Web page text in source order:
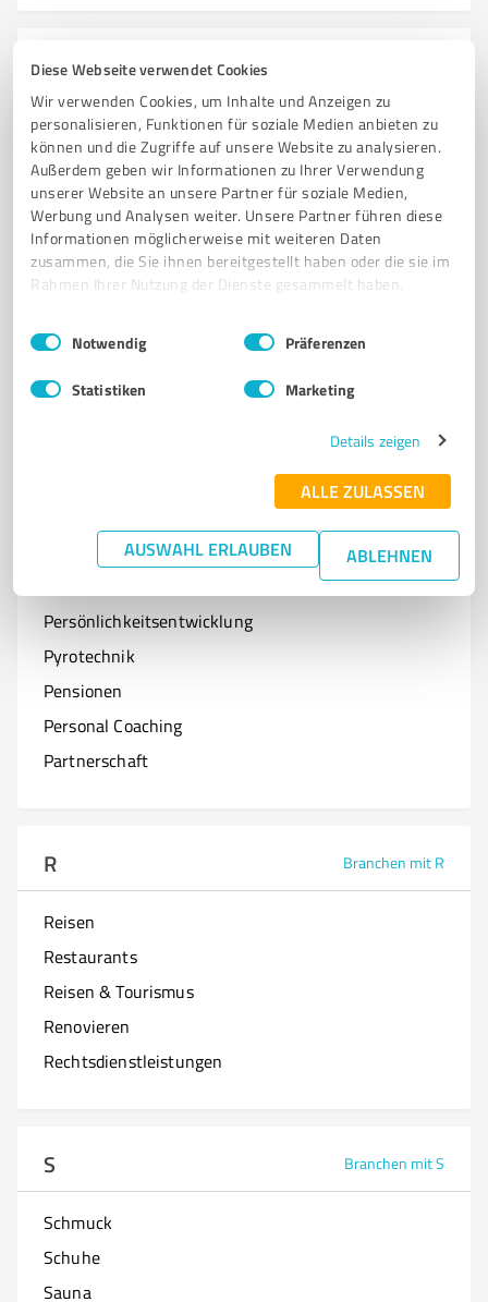
Diese Webseite verwendet Cookies
Wir verwenden Cookies, um Inhalte und Anzeigen zu
personalisieren, Funktionen für soziale Medien anbieten zu
können und die Zugriffe auf unsere Website zu analysieren.
Außerdem geben wir Informationen zu Ihrer Verwendung
unserer Website an unsere Partner für soziale Medien,
Werbung und Analysen weiter. Unsere Partner führen diese
Informationen möglicherweise mit weiteren Daten
zusammen, die Sie ihnen bereitgestellt haben oder die sie im
Rahmen Ihrer Nutzung der Dienste gesammelt haben.
Impressum Datenschutzbestimmungen
Einwilligungsauswahl
Notwendig Präferenzen
Statistiken Marketing
Details zeigen
ALLE ZULASSEN
AUSWAHL ERLAUBEN ABLEHNEN
N
Natur & Umwelt
Nagelstudios
O Branchen mit O
Optiker
Onlineshops
Branchen mit P
Persönlichkeitsentwicklung
Pyrotechnik
Pensionen
Personal Coaching
Partnerschaft
R Branchen mit R
Reisen
Restaurants
Reisen & Tourismus
Renovieren
Rechtsdienstleistungen
S Branchen mit S
Schmuck
Schuhe
Sauna